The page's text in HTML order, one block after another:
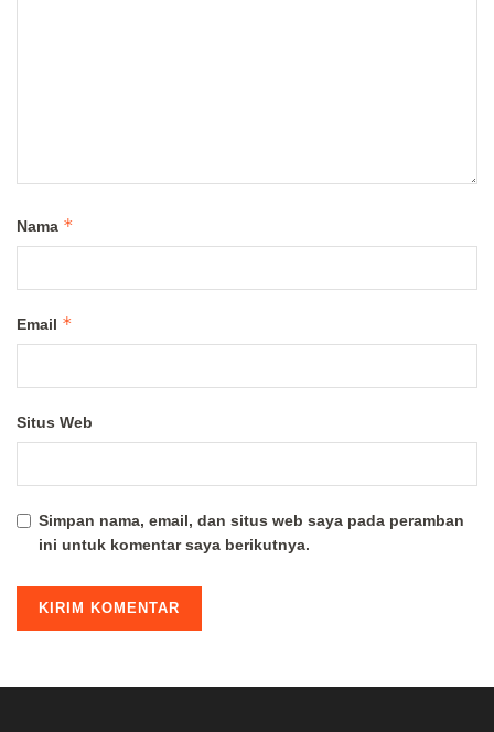
Nama *
Email *
Situs Web
Simpan nama, email, dan situs web saya pada peramban
ini untuk komentar saya berikutnya.